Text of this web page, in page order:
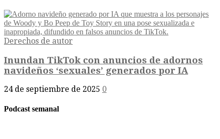
Derechos de autor
Inundan TikTok con anuncios de adornos
navideños ‘sexuales’ generados por IA
24 de septiembre de 2025 0
Podcast semanal